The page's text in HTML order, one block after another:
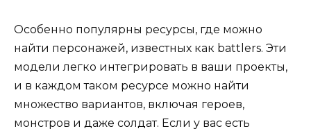
Особенно популярны ресурсы, где можно
найти персонажей, известных как battlers. Эти
модели легко интегрировать в ваши проекты,
и в каждом таком ресурсе можно найти
множество вариантов, включая героев,
монстров и даже солдат. Если у вас есть